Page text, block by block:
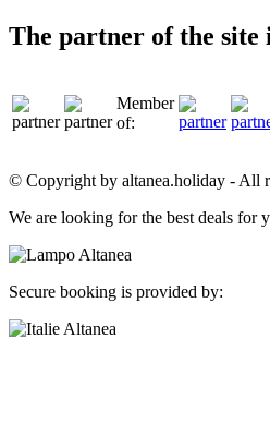
The partner of the site
Member
of:
© Copyright by altanea.holiday - All
We are looking for the best deals for
Secure booking is provided by: